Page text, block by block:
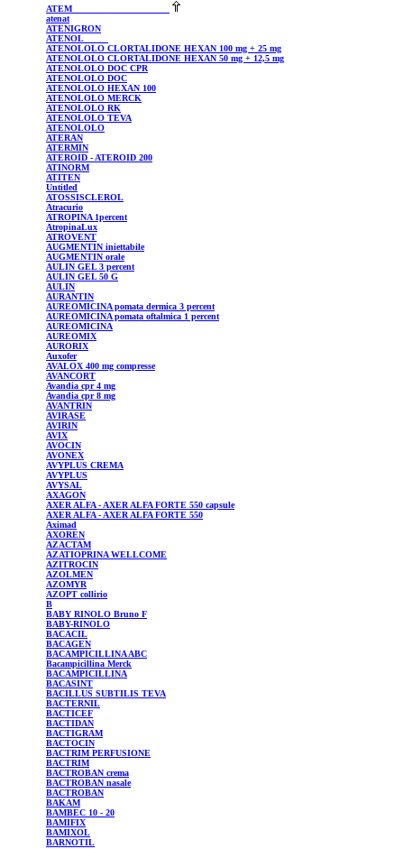
ATEM
atenat
ATENIGRON
ATENOL
ATENOLOLO CLORTALIDONE HEXAN 100 mg + 25 mg
ATENOLOLO CLORTALIDONE HEXAN 50 mg + 12,5 mg
ATENOLOLO DOC CPR
ATENOLOLO DOC
ATENOLOLO HEXAN 100
ATENOLOLO MERCK
ATENOLOLO RK
ATENOLOLO TEVA
ATENOLOLO
ATERAN
ATERMIN
ATEROID - ATEROID 200
ATINORM
ATITEN
Untitled
ATOSSISCLEROL
Atracurio
ATROPINA 1percent
AtropinaLux
ATROVENT
AUGMENTIN iniettabile
AUGMENTIN orale
AULIN GEL 3 percent
AULIN GEL 50 G
AULIN
AURANTIN
AUREOMICINA pomata dermica 3 percent
AUREOMICINA pomata oftalmica 1 percent
AUREOMICINA
AUREOMIX
AURORIX
Auxofer
AVALOX 400 mg compresse
AVANCORT
Avandia cpr 4 mg
Avandia cpr 8 mg
AVANTRIN
AVIRASE
AVIRIN
AVIX
AVOCIN
AVONEX
AVYPLUS CREMA
AVYPLUS
AVYSAL
AXAGON
AXERALFA - AXER ALFA FORTE 550 capsule
AXERALFA - AXER ALFA FORTE 550
Aximad
AXOREN
AZACTAM
AZATIOPRINAWELLCOME
AZITROCIN
AZOLMEN
AZOMYR
AZOPT collirio
B
BABY RINOLO Bruno F
BABY-RINOLO
BACACIL
BACAGEN
BACAMPICILLINAABC
Bacampicillina Merck
BACAMPICILLINA
BACASINT
BACILLUS SUBTILIS TEVA
BACTERNIL
BACTICEF
BACTIDAN
BACTIGRAM
BACTOCIN
BACTRIM PERFUSIONE
BACTRIM
BACTROBAN crema
BACTROBAN nasale
BACTROBAN
BAKAM
BAMBEC 10 - 20
BAMIFIX
BAMIXOL
BARNOTIL